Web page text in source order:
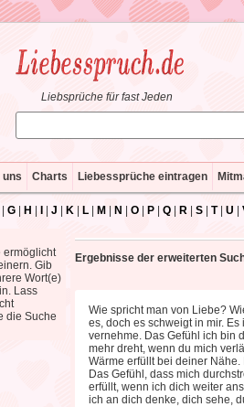
Liebsprüche für fast Jeden
uns Charts Liebessprüche eintragen
G H J K L M N O P Q R S T| U
ermöglicht
Gib
Wort(e)
Lass
die Suche
Ergebnisse der erweiterten
Wie spricht man von Liebe?
es, doch es schweigt in mir.
vernehme. Das Gefühl ich bin
mehr dreht, wenn du mich
Wärme erfüllt bei deiner
Das Gefühl, dass mich
erfüllt, wenn ich dich weiter
ich an dich denke, dich sehe,